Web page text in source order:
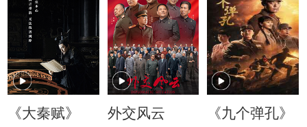
《大秦赋》 外交风云 《九个弹孔》